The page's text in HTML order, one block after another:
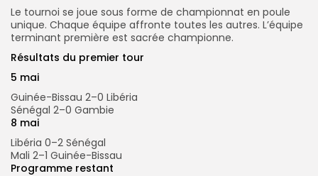
Le tournoi se joue sous forme de championnat en poule
unique. Chaque équipe affronte toutes les autres. L’équipe
terminant première est sacrée championne.
Résultats du premier tour
5 mai
Guinée-Bissau 2–0 Libéria
Sénégal 2–0 Gambie
8 mai
Libéria 0–2 Sénégal
Mali 2–1 Guinée-Bissau
Programme restant